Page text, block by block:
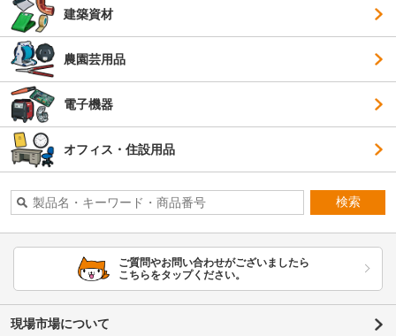
建築資材
農園芸用品
電子機器
オフィス・住設用品
検索
ご質問やお問い合わせがございましたら
こちらをタップください。
現場市場について